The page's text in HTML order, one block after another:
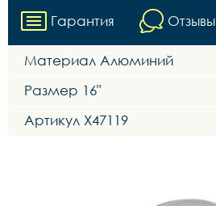
Гарантия Отзывы
Материал Алюминий
Размер 16"
Артикул Х47119